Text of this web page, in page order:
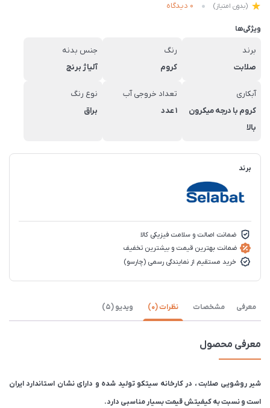
(بدون امتیاز) 0 دیدگاه
ویژگی‌ها
برند
صلابت
رنگ
کروم
جنس بدنه
آلیاژ برنج
آبکاری
کروم با درجه میکرون
بالا
تعداد خروجی آب
1 عدد
نوع رنگ
براق
برند
ضمانت اصالت و سلامت فیزیکی کالا
ضمانت بهترین قیمت و بیشترین تخفیف
خرید مستقیم از نمایندگی رسمی (چارسو)
معرفی مشخصات نظرات (0) ویدیو (5)
معرفی محصول
شیر روشویی صلابت ، در کارخانه سیتکو تولید شده و دارای نشان استاندارد ایران
است و نسبت به کیفیتش قیمت بسیار مناسبی دارد.